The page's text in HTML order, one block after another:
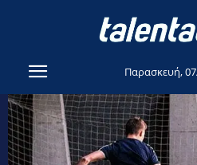
Παρασκευή,